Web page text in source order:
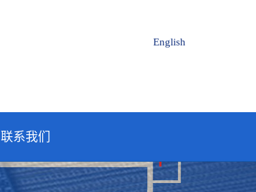
English
联系我们